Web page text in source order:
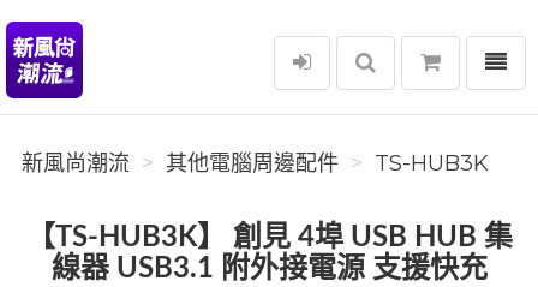
新風尚潮流
選單
新風尚潮流 其他電腦周邊配件 TS-HUB3K
【TS-HUB3K】 創見 4埠 USB HUB 集
線器 USB3.1 附外接電源 支援快充